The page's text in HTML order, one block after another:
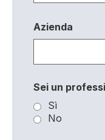
Azienda
Sei un
Sì
No